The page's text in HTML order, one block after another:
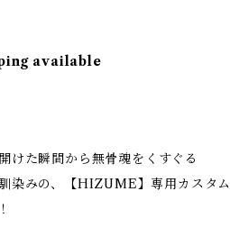
available
けた瞬間から無骨魂をくすぐる
染みの、【HIZUME】専用カスタム